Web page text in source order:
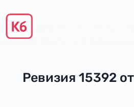
Ревизия 15392